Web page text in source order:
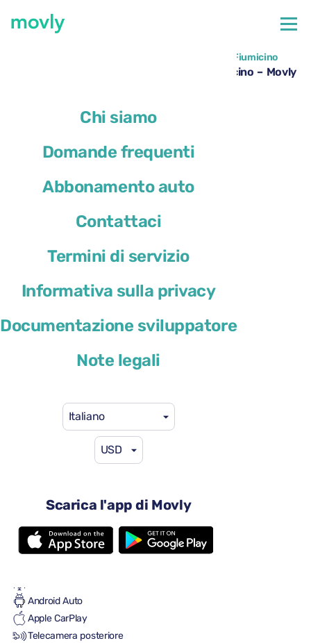
Chi siamo
Domande frequenti
Abbonamento auto
Contattaci
Termini di servizio
Informativa sulla privacy
Documentazione sviluppatore
Note legali
Italiano
USD
Scarica l'app di Movly
Tutte le auto disponibili all'aeroporto di Roma Fiumicino
Noleggio DS 4 all’aeroporto di Roma Fiumicino – Movly
o simile
al giorno
Cambio automatico
5 sedili
2 valigie grandi
Una piccola valigia
Android Auto
Apple CarPlay
Telecamera posteriore